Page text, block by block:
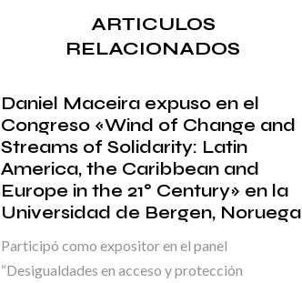
ARTICULOS
RELACIONADOS
Daniel Maceira expuso en el
Congreso «Wind of Change and
Streams of Solidarity: Latin
America, the Caribbean and
Europe in the 21° Century» en la
Universidad de Bergen, Noruega
Participó como expositor en el panel
“Desigualdades en acceso y protección